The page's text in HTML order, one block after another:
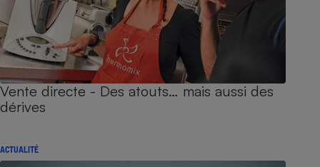
Vente directe - Des atouts… mais aussi des
dérives
ACTUALITÉ